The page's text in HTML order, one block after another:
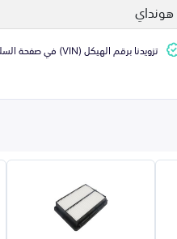
هونداي
تزويدنا برقم الهيكل (VIN) في صفحة السلة يضمن التطابق التام للقطعة مع سيارتك